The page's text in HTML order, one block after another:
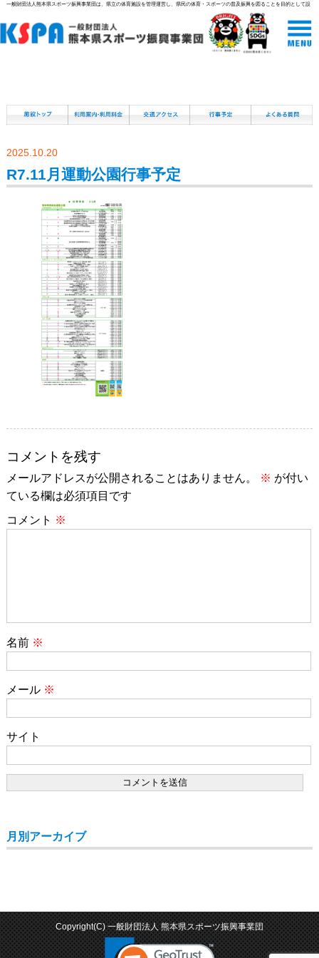
一般財団法人熊本県スポーツ振興事業団は、県立の体育施設を管理運営し、県民の体育・スポーツの普及振興を図ることを目的として設
2025.10.20
R7.11月運動公園行事予定
コメントを残す
メールアドレスが公開されることはありません。 ※ が付い
ている欄は必須項目です
コメント ※
名前 ※
メール ※
サイト
月別アーカイブ
Copyright(C) 一般財団法人 熊本県スポーツ振興事業団